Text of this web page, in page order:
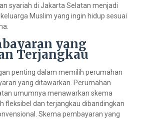
syariah di Jakarta Selatan menjadi
Muslim yang ingin hidup sesuai
yang
Terjangkau
penting dalam memilih perumahan
yang ditawarkan. Perumahan
umumnya menawarkan skema
fleksibel dan terjangkau dibandingkan
Skema pembayaran yang